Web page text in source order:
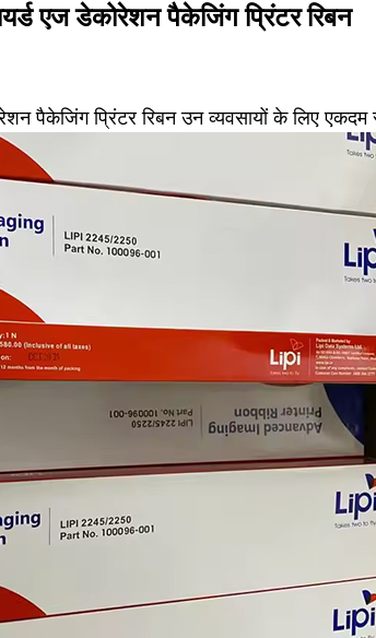
एज डेकोरेशन पैकेजिंग प्रिंटर रिबन
पैकेजिंग प्रिंटर रिबन उन व्यवसायों के लिए एकदम